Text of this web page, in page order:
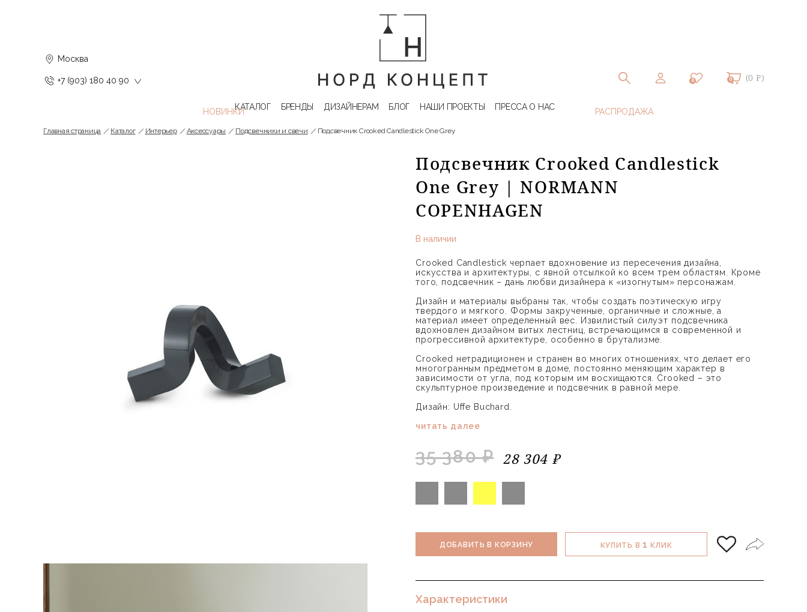
Москва
+7 (903) 180 40 90 0 0 (0 ₽)
КАТАЛОГ БРЕНДЫ ДИЗАЙНЕРАМ БЛОГ НАШИ ПРОЕКТЫ ПРЕССА О НАС
Главная страница Каталог Интерьер Аксессуары Подсвечники и свечи Подсвечник Crooked Candlestick One Grey
Подсвечник Crooked Candlestick
One Grey | NORMANN
COPENHAGEN
В наличии
Crooked Candlestick черпает вдохновение из пересечения дизайна,
искусства и архитектуры, с явной отсылкой ко всем трем областям. Кроме
того, подсвечник – дань любви дизайнера к «изогнутым» персонажам.
Дизайн и материалы выбраны так, чтобы создать поэтическую игру
твердого и мягкого. Формы закрученные, органичные и сложные, а
материал имеет определенный вес. Извилистый силуэт подсвечника
вдохновлен дизайном витых лестниц, встречающимся в современной и
прогрессивной архитектуре, особенно в брутализме.
Crooked нетрадиционен и странен во многих отношениях, что делает его
многогранным предметом в доме, постоянно меняющим характер в
зависимости от угла, под которым им восхищаются. Crooked – это
скульптурное произведение и подсвечник в равной мере.
Дизайн: Uffe Buchard.
читать далее
35 380 ₽ 28 304 ₽
ДОБАВИТЬ В КОРЗИНУ КУПИТЬ В1 КЛИК
Характеристики